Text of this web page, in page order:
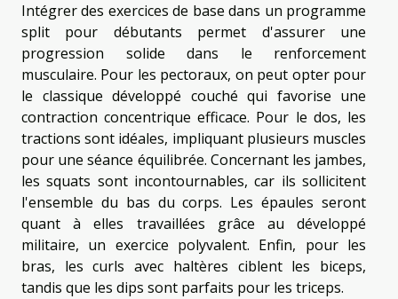
Intégrer des exercices de base dans un programme
split pour débutants permet d'assurer une
progression solide dans le renforcement
musculaire. Pour les pectoraux, on peut opter pour
le classique développé couché qui favorise une
contraction concentrique efficace. Pour le dos, les
tractions sont idéales, impliquant plusieurs muscles
pour une séance équilibrée. Concernant les jambes,
les squats sont incontournables, car ils sollicitent
l'ensemble du bas du corps. Les épaules seront
quant à elles travaillées grâce au développé
militaire, un exercice polyvalent. Enfin, pour les
bras, les curls avec haltères ciblent les biceps,
tandis que les dips sont parfaits pour les triceps.